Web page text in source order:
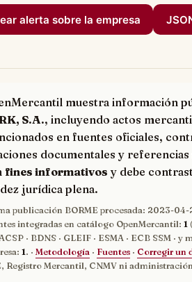
alerta sobre la empresa
muestra información
S.A., incluyendo actos
en fuentes oficiales,
documentales y
fines informativos y debe
jurídica plena.
publicación BORME procesada: 2023-04-
integradas en catálogo OpenMercantil: 1
· BDNS · GLEIF · ESMA · ECB SSM
1. · Metodología · Fuentes · Corregir un
Registro Mercantil, CNMV ni